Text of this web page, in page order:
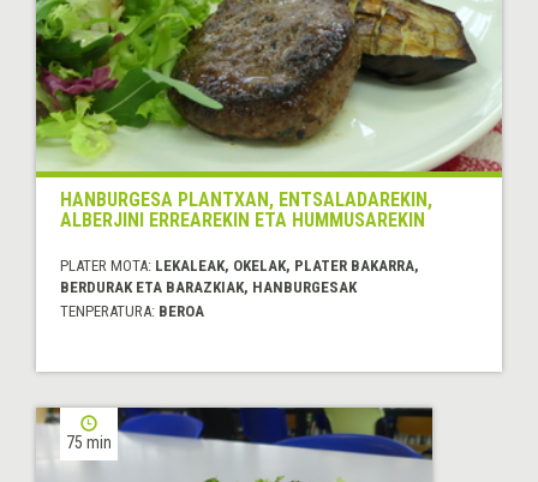
HANBURGESA PLANTXAN, ENTSALADAREKIN,
ALBERJINI ERREAREKIN ETA HUMMUSAREKIN
PLATER MOTA: LEKALEAK, OKELAK, PLATER BAKARRA,
BERDURAK ETA BARAZKIAK, HANBURGESAK
TENPERATURA: BEROA
75 min